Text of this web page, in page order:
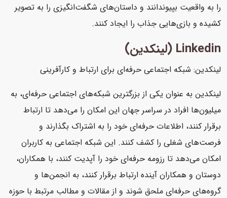
را به واقعیت بپیوندانند و داستان‌های شگفت‌انگیزی را به تصویر
کشیده و بازی‌هایی جذاب را ایجاد کنند.
Linkedin (لینکدین)
لینکدین: شبکه اجتماعی حرفه‌ای برای ارتباط و کارآفرینی
لینکدین به عنوان یکی از بزرگترین شبکه‌های اجتماعی حرفه‌ای، به
میلیون‌ها افراد در سراسر جهان این امکان را می‌دهد تا ارتباط
برقرار کنند، اطلاعات حرفه‌ای خود را به اشتراک بگذارند و
فرصت‌های شغلی را کشف کنند. این شبکه اجتماعی به کاربران
امکان می‌دهد تا رزومه حرفه‌ای خود را آپدیت کنند، با همکاران،
دوستان و همکاران آینده ارتباط برقرار کنند، به انجمن‌ها و
گروه‌های حرفه‌ای ملحق شوند و از مقالات و مطالب مرتبط با حوزه